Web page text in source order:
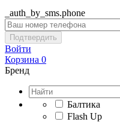
_auth_by_sms.phone
Подтвердить
Войти
Корзина 0
Бренд
Балтика
Flash Up